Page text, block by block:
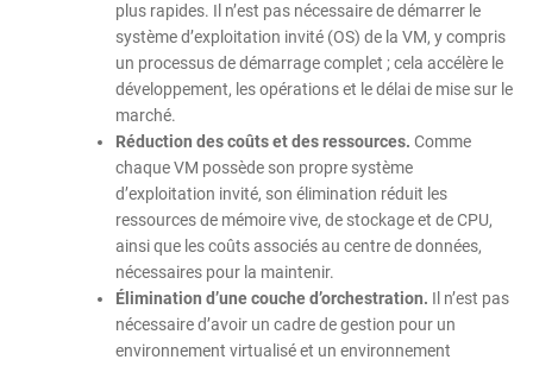
plus rapides. Il n’est pas nécessaire de démarrer le
système d’exploitation invité (OS) de la VM, y compris
un processus de démarrage complet ; cela accélère le
développement, les opérations et le délai de mise sur le
marché.
Réduction des coûts et des ressources. Comme
chaque VM possède son propre système
d’exploitation invité, son élimination réduit les
ressources de mémoire vive, de stockage et de CPU,
ainsi que les coûts associés au centre de données,
nécessaires pour la maintenir.
Élimination d’une couche d’orchestration. Il n’est pas
nécessaire d’avoir un cadre de gestion pour un
environnement virtualisé et un environnement